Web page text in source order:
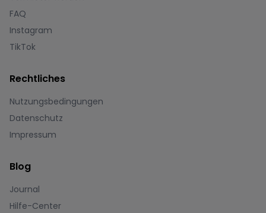
FAQ
Instagram
TikTok
Rechtliches
Nutzungsbedingungen
Datenschutz
Impressum
Blog
Journal
Hilfe-Center